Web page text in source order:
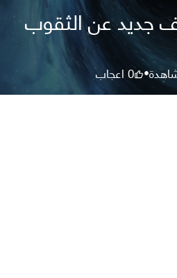
جديد عن الثقوب
•
0اعجاب